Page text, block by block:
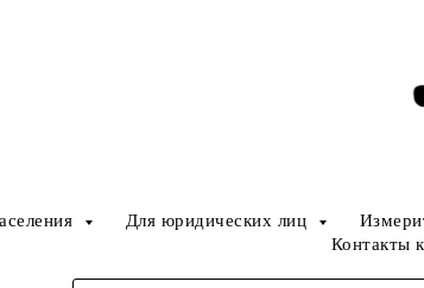
Для юридических лиц
Контакты